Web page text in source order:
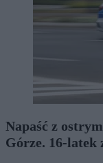
Napaść z
Górze. 16-latek